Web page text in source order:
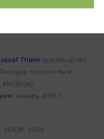
Josef Thaler (руководство
протоколы и
Инсбрук).
январь 2016 г.
3543ff, 2008.